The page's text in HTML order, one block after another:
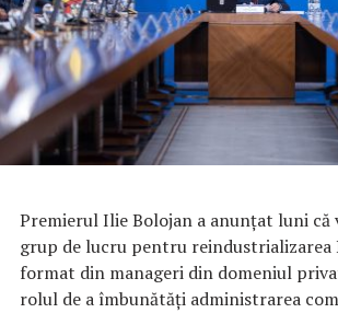
Premierul Ilie Bolojan a anunţat luni că
grup de lucru pentru reindustrializarea
format din manageri din domeniul
rolul de a îmbunătăţi administrarea